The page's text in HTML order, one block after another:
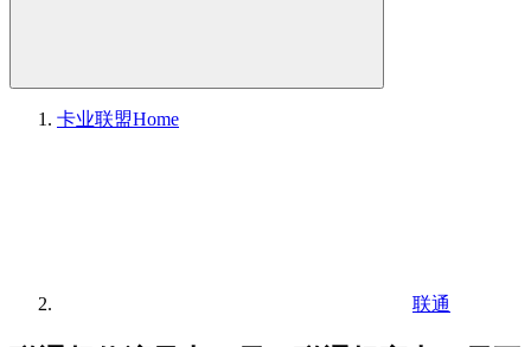
卡业联盟Home
联通